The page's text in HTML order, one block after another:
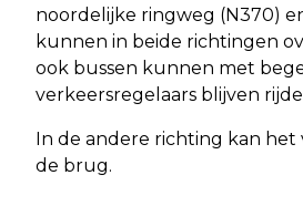
noordelijke ringweg (N370)
kunnen in beide richtingen
ook bussen kunnen met
verkeersregelaars blijven
In de andere richting kan het
de brug.